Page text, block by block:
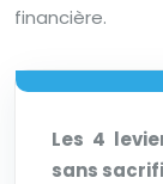
financière.
Les 4
sans